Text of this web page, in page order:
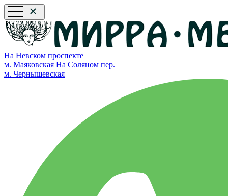
На Невском проспекте
м. Маяковская На Соляном пер.
м. Чернышевская